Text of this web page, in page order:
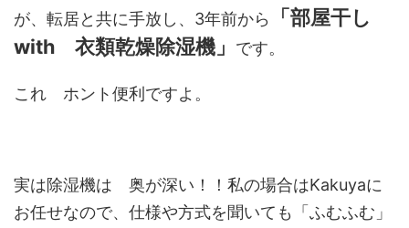
が、転居と共に手放し、3年前から
「部屋干し
with 衣類乾燥除湿機」
です。
これ ホント便利ですよ。
実は除湿機は 奥が深い！！私の場合はKakuyaに
お任せなので、仕様や方式を聞いても「ふむふむ」